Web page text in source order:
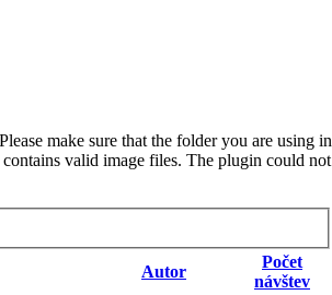
make sure that the folder you are using in
valid image files. The plugin could not
Autor
Počet
návštev